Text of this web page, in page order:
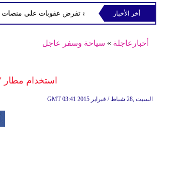
الخزانة الأميركية تفرض عقوبات على منصات
أخر الأخبار
أخبارعاجلة » سياحة وسفر عاجل
استخدام مطار
GMT 03:41 2015 السبت ,28 شباط / فبراير